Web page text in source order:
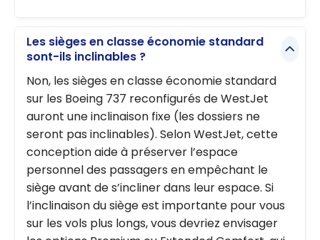
Les sièges en classe économie standard
sont-ils inclinables ?
Non, les sièges en classe économie standard
sur les Boeing 737 reconfigurés de WestJet
auront une inclinaison fixe (les dossiers ne
seront pas inclinables). Selon WestJet, cette
conception aide à préserver l’espace
personnel des passagers en empêchant le
siège avant de s’incliner dans leur espace. Si
l’inclinaison du siège est importante pour vous
sur les vols plus longs, vous devriez envisager